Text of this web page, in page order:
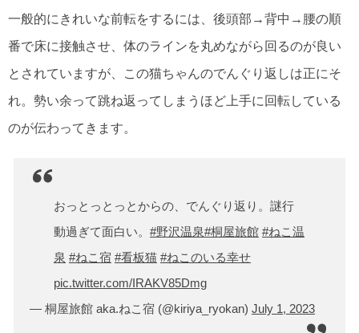
一般的にきれいな前転をするには、後頭部→背中→腰の順
番で床に接触させ、体のラインを丸めながら回るのが良い
とされていますが、この猫ちゃんのでんぐり返しは正にそ
れ。勢い余って跳ね返ってしまうほど上手に回転している
のが伝わってきます。
おっとっとっとからの、でんぐり返り。謎行
動過ぎて面白い。 #野沢温泉#桐屋旅館 #ねこ温
泉 #ねこ宿 #看板猫 #ねこのいる幸せ
pic.twitter.com/IRAKV85Dmg
— 桐屋旅館 aka.ねこ宿 (@kiriya_ryokan) July 1, 2023